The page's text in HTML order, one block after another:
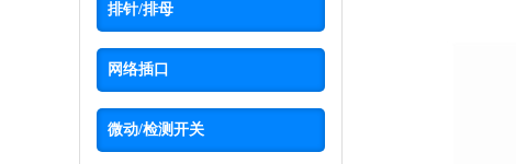
排针/排母
网络插口
微动/检测开关